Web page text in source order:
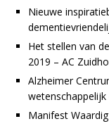
Nieuwe
Het stellen van
2019 – AC
Alzheimer
Manifest